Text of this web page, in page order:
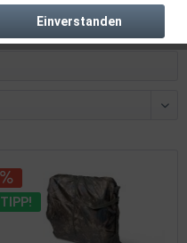
TIPP!
Einverstanden